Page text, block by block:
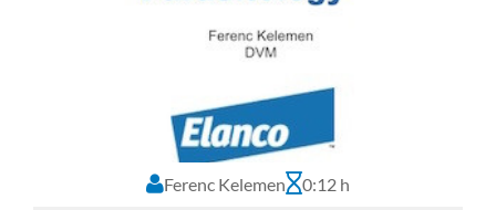
Ferenc Kelemen 0:12 h